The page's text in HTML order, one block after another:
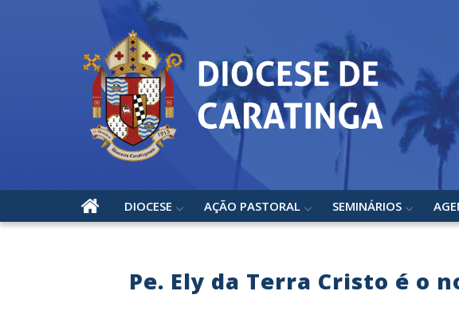
DIOCESE AÇÃO PASTORAL SEMINÁRIOS
Pe. Ely da Terra Cristo é o